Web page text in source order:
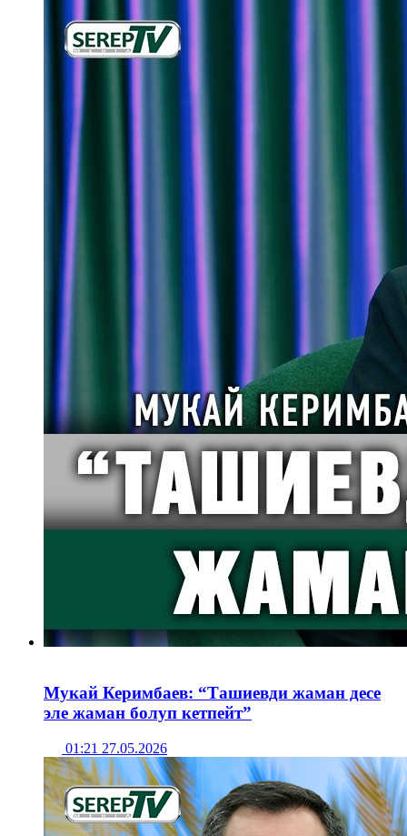
Мукай Керимбаев: “Ташиевди жаман десе
эле жаман болуп кетпейт”
01:21 27.05.2026